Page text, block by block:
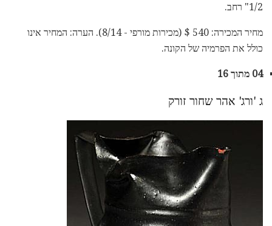
1/2" רחב.
מחיר המכירה: 540 $ (מכירות מורפי - 8/14). הערה: המחיר אינו
כולל את הפרמיה של הקונה.
04 מתוך 16
ג 'ורג' אהר שחור זורק